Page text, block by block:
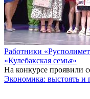
Работники
«Кулебакская семья»
На конкурсе проявили
Экономика: выстоять и